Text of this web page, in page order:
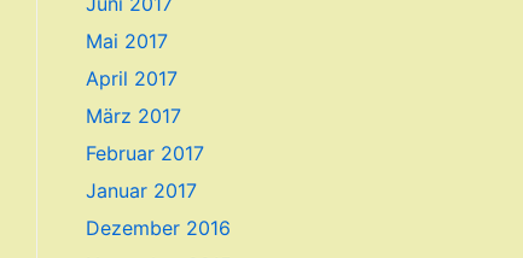
Mai 2017
April 2017
März 2017
Februar 2017
Januar 2017
Dezember 2016